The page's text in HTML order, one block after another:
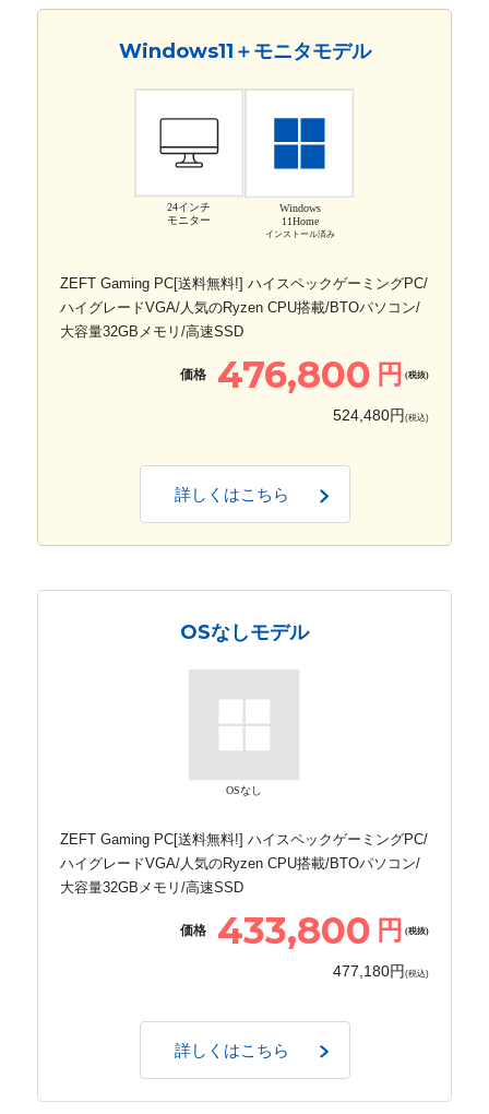
Windows11＋モニタモデル
24インチ
モニター
Windows
11Home
インストール済み
ZEFT Gaming PC[送料無料!] ハイスペックゲーミングPC/
ハイグレードVGA/人気のRyzen CPU搭載/BTOパソコン/
大容量32GBメモリ/高速SSD
価格 476,800 円 (税抜)
524,480円 (税込)
詳しくはこちら
OSなしモデル
OSなし
ZEFT Gaming PC[送料無料!] ハイスペックゲーミングPC/
ハイグレードVGA/人気のRyzen CPU搭載/BTOパソコン/
大容量32GBメモリ/高速SSD
価格 433,800 円 (税抜)
477,180円 (税込)
詳しくはこちら